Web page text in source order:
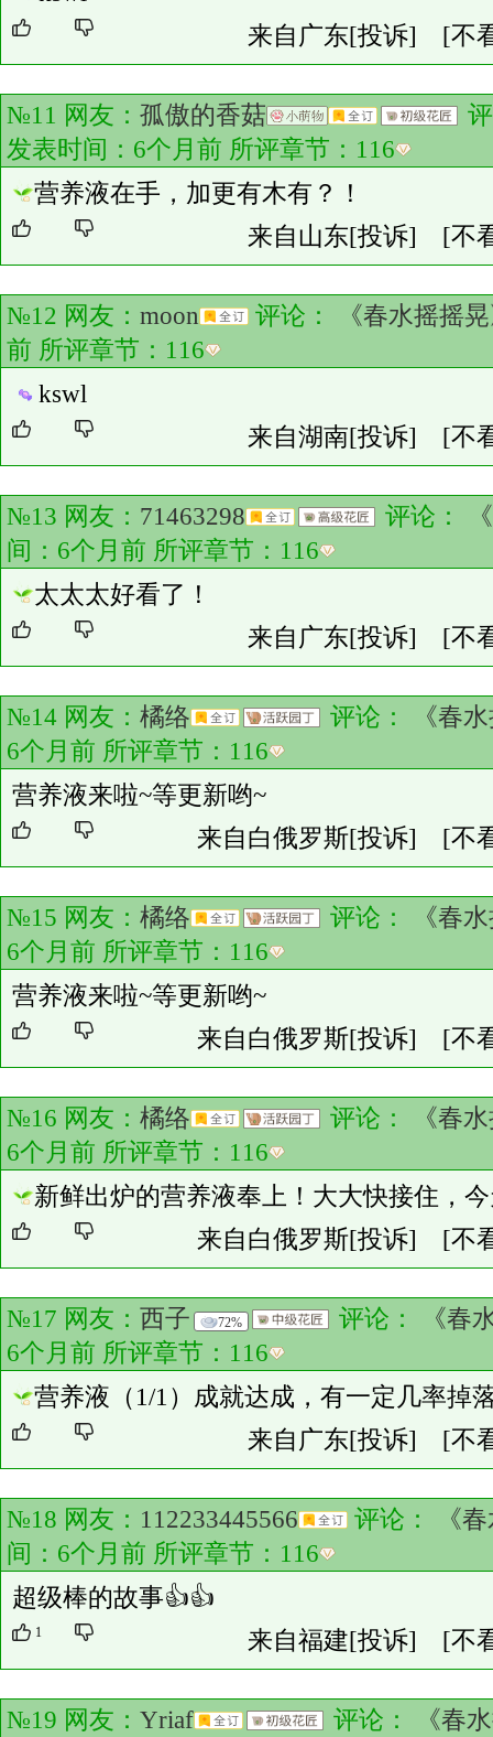
来自广东[投诉] [不
№11 网友： 孤傲的香菇
发表时间：6个月前 所评章节： 116
营养液在手，加更有木有？！
来自山东[投诉] [不
№12 网友： moon 评论：
《春水摇摇
前 所评章节： 116
kswl
来自湖南[投诉] [不
№13 网友： 71463298 评论：
间：6个月前 所评章节： 116
太太太好看了！
来自广东[投诉] [不
№14 网友： 橘络 评论：
《春
6个月前 所评章节： 116
营养液来啦~等更新哟~
来自白俄罗斯[投诉] [不
№15 网友： 橘络 评论：
《春
6个月前 所评章节： 116
营养液来啦~等更新哟~
来自白俄罗斯[投诉] [不
№16 网友： 橘络 评论：
《春
6个月前 所评章节： 116
新鲜出炉的营养液奉上！大大快接住，
来自白俄罗斯[投诉] [不
№17 网友： 西子 72% 评论：
《春
6个月前 所评章节： 116
营养液（1/1）成就达成，有一定几率掉
来自广东[投诉] [不
№18 网友： 112233445566 评论：
《
间：6个月前 所评章节： 116
超级棒的故事👍👍
1 来自福建[投诉] [不
№19 网友： Yriaf 评论：
《春